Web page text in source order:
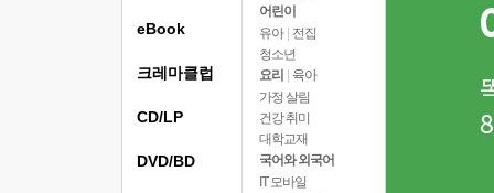
어린이
유아 | 전집
청소년
요리
육아
가정 살림
건강 취미
대학교재
국어와 외국어
IT 모바일
eBook
크레마클럽
CD/LP
DVD/BD